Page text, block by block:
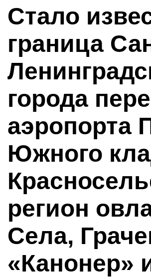
Стало
граница
города
аэропорта
Южного
регион
Села,
«Канонер»